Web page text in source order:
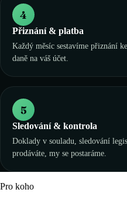
4
Přiznání & platba
Každý měsíc sestavíme přiznání
daně na váš účet.
5
Sledování & kontrola
Doklady v souladu, sledování
prodáváte, my se postaráme.
Pro koho